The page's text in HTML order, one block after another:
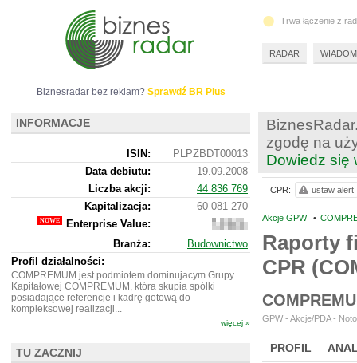
zgodę na
Dowiedz się
Akcje GPW •
Raporty
CPR
GPW - Akcje/PDA -
PROFIL
CPR: ustaw alert
Biznesradar bez reklam? Sprawdź BR Plus
INFORMACJE
ISIN:
PLPZBDT00013
Data debiutu:
19.09.2008
Liczba akcji:
44 836 769
Kapitalizacja:
60 081 270
Enterprise Value:
168
103
270
Branża:
Budownictwo
Profil działalności:
COMPREMUM jest podmiotem dominujacym Grupy
Kapitałowej COMPREMUM, która skupia spółki
posiadające referencje i kadrę gotową do
kompleksowej realizacji...
więcej »
TU ZACZNIJ
Trwa łączenie z
RADAR